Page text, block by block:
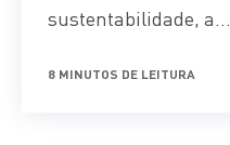
sustentabilidade, a...
8 MINUTOS DE LEITURA